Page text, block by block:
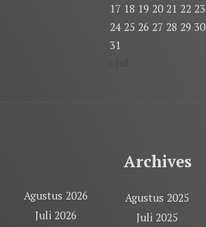
17 18 19 20 21 22 23
24 25 26 27 28 29 30
31
Archives
Agustus 2026
Juli 2026
Agustus 2025
Juli 2025